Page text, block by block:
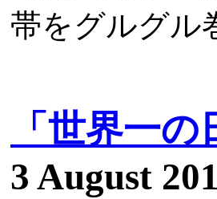
帯をグルグル
「世界一
3 August